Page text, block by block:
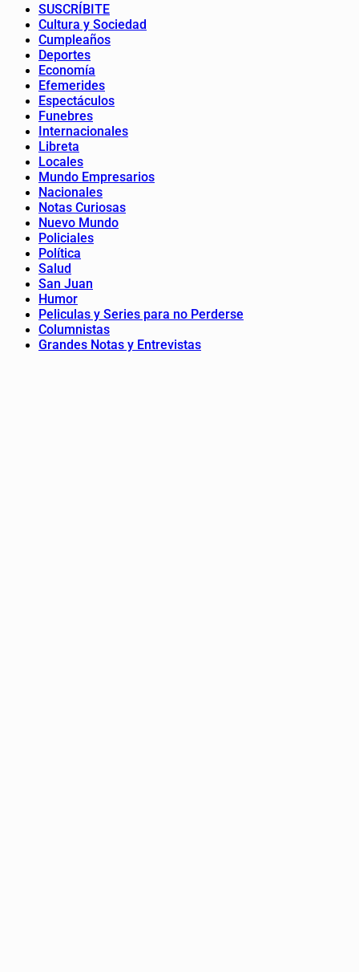
SUSCRÍBITE
Cultura y Sociedad
Cumpleaños
Deportes
Economía
Efemerides
Espectáculos
Funebres
Internacionales
Libreta
Locales
Mundo Empresarios
Nacionales
Notas Curiosas
Nuevo Mundo
Policiales
Política
Salud
San Juan
Humor
Peliculas y Series para no Perderse
Columnistas
Grandes Notas y Entrevistas